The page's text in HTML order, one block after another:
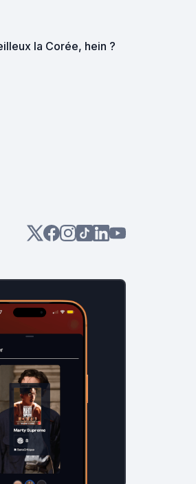
la Corée, hein ?